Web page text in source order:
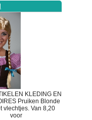
KLEDING EN
Pruiken Blonde
vlechtjes. Van 8,20
voor